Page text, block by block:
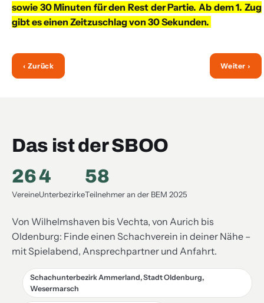
sowie 30 Minuten für den Rest der Partie. Ab dem 1. Zug
gibt es einen Zeitzuschlag von 30 Sekunden.
‹ Zurück Weiter ›
Das ist der SBOO
26
Vereine
4
Unterbezirke
58
Teilnehmer an der BEM 2025
Von Wilhelmshaven bis Vechta, von Aurich bis
Oldenburg: Finde einen Schachverein in deiner Nähe –
mit Spielabend, Ansprechpartner und Anfahrt.
Schachunterbezirk Ammerland, Stadt Oldenburg,
Wesermarsch